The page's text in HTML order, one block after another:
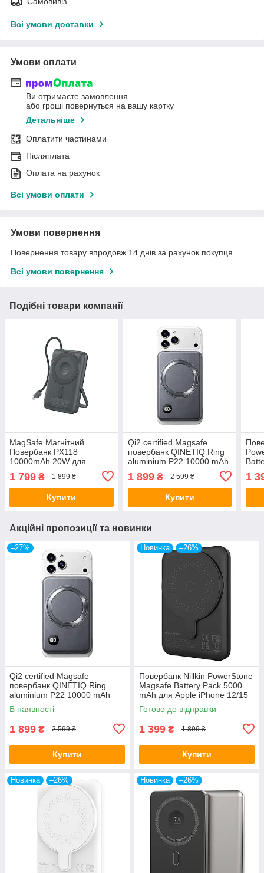
Всі умови доставки
Умови оплати
Ви отримаєте замовлення
або гроші повернуться на вашу картку
Детальніше
Оплатити частинами
Післяплата
Оплата на рахунок
Всі умови оплати
Умови повернення
Повернення товару впродовж 14 днів за рахунок покупця
Всі умови повернення
Подібні товари компанії
MagSafe Магнітний
Повербанк PX118
10000mAh 20W для
швидка безпровідна
зарядка
1 799 ₴ 1 899 ₴
Купити
Qi2 certified Magsafe
повербанк QINETIQ Ring
aluminium P22 10000 mAh
22,5W, Блакитний, type C,
Блакитний
1 899₴ 2 599 ₴
Купити
Pro
1
Акційні пропозиції та новинки
–27%
Qi2 certified Magsafe
повербанк QINETIQ Ring
aluminium P22 10000 mAh
22,5W, Блакитний, type C,
Блакитний
В наявності
1 899 ₴ 2 599 ₴
Купити
Новинка –26%
Повербанк Nillkin PowerStone
Magsafe Battery Pack 5000
mAh для Apple iPhone 12/15
Pro Max Чорний
Готово до відправки
1 399 ₴ 1 899 ₴
Купити
Новинка –26% Новинка –26%